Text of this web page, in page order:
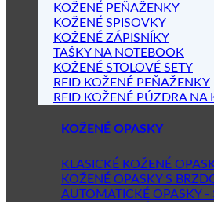
KOŽENÉ PEŇAŽENKY
KOŽENÉ SPISOVKY
KOŽENÉ ZÁPISNÍKY
TAŠKY NA NOTEBOOK
KOŽENÉ STOLOVÉ SETY
RFID KOŽENÉ PEŇAŽENKY
RFID KOŽENÉ PÚZDRA NA
KOŽENÉ OPASKY
KLASICKÉ KOŽENÉ
KOŽENÉ OPASKY S
AUTOMATICKÉ OPASKY -